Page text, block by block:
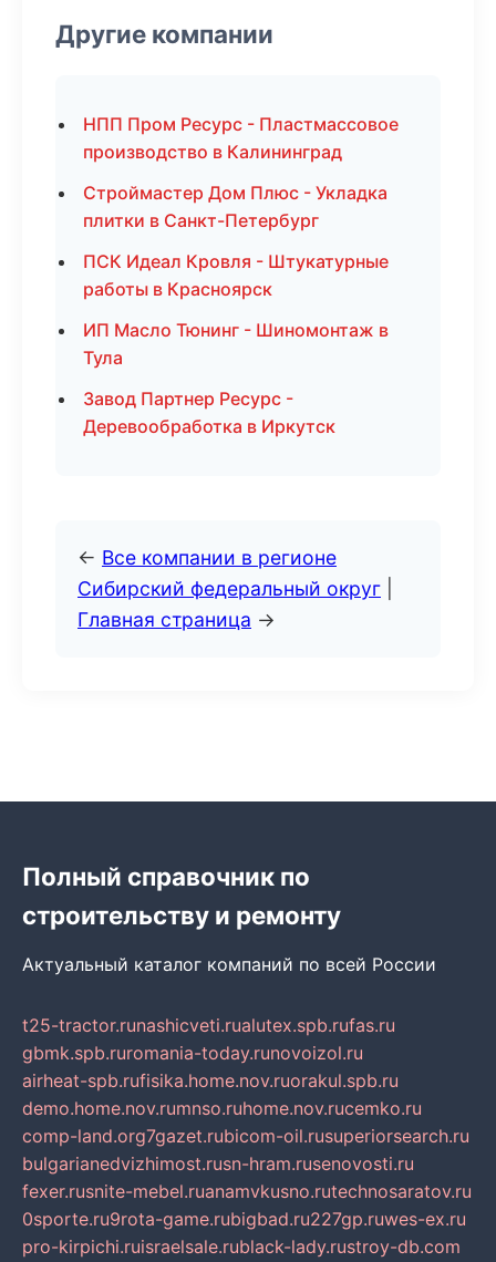
Другие компании
НПП Пром Ресурс - Пластмассовое
производство в Калининград
Строймастер Дом Плюс - Укладка
плитки в Санкт-Петербург
ПСК Идеал Кровля - Штукатурные
работы в Красноярск
ИП Масло Тюнинг - Шиномонтаж в
Тула
Завод Партнер Ресурс -
Деревообработка в Иркутск
← Все компании в регионе
Сибирский федеральный округ
Главная страница →
Полный справочник по
строительству и ремонту
Актуальный каталог компаний по всей России
t25-tractor.runashicveti.rualutex.spb.rufas.ru
gbmk.spb.ruromania-today.runovoizol.ru
airheat-spb.rufisika.home.nov.ruorakul.spb.ru
demo.home.nov.rumnso.ruhome.nov.rucemko.ru
comp-land.org7gazet.rubicom-oil.rusuperiorsearch.ru
bulgarianedvizhimost.rusn-hram.rusenovosti.ru
fexer.rusnite-mebel.ruanamvkusno.rutechnosaratov.ru
0sporte.ru9rota-game.rubigbad.ru227gp.ruwes-ex.ru
pro-kirpichi.ruisraelsale.rublack-lady.rustroy-db.com